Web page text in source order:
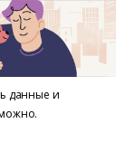
данные и